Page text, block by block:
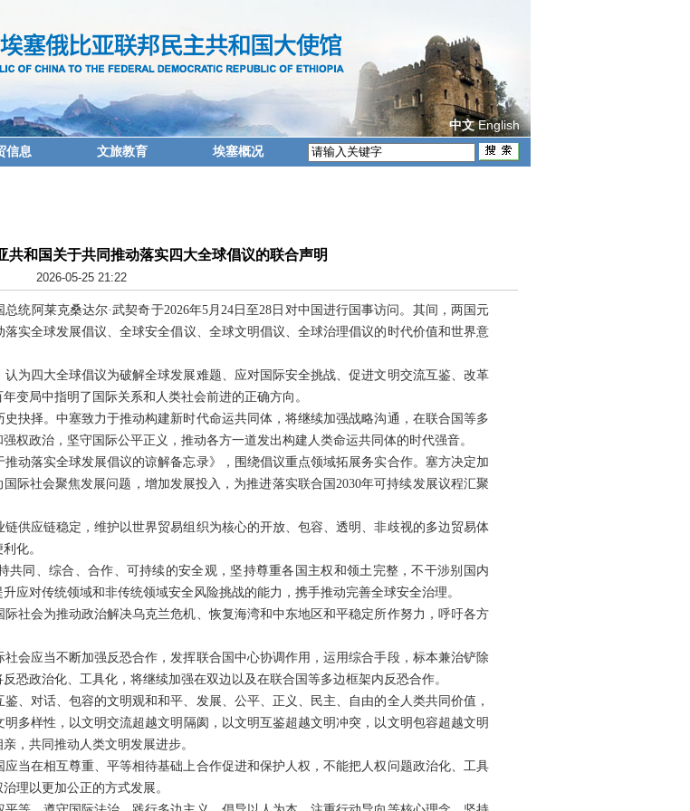
中文 English
信息 文旅教育 埃塞概况
共和国关于共同推动落实四大全球倡议的联合声明
2026-05-25 21:22
统阿莱克桑达尔·武契奇于2026年5月24日至28日对中国进行国事访问。其间，两国元
实全球发展倡议、全球安全倡议、全球文明倡议、全球治理倡议的时代价值和世界意
为四大全球倡议为破解全球发展难题、应对国际安全挑战、促进文明交流互鉴、改革
变局中指明了国际关系和人类社会前进的正确方向。
抉择。中塞致力于推动构建新时代命运共同体，将继续加强战略沟通，在联合国等多
权政治，坚守国际公平正义，推动各方一道发出构建人类命运共同体的时代强音。
动落实全球发展倡议的谅解备忘录》，围绕倡议重点领域拓展务实合作。塞方决定加
际社会聚焦发展问题，增加发展投入，为推进落实联合国2030年可持续发展议程汇聚
供应链稳定，维护以世界贸易组织为核心的开放、包容、透明、非歧视的多边贸易体
化。
共同、综合、合作、可持续的安全观，坚持尊重各国主权和领土完整，不干涉别国内
应对传统领域和非传统领域安全风险挑战的能力，携手推动完善全球安全治理。
社会为推动政治解决乌克兰危机、恢复海湾和中东地区和平稳定所作努力，呼吁各方
会应当不断加强反恐合作，发挥联合国中心协调作用，运用综合手段，标本兼治铲除
恐政治化、工具化，将继续加强在双边以及在联合国等多边框架内反恐合作。
、对话、包容的文明观和和平、发展、公平、正义、民主、自由的全人类共同价值，
多样性，以文明交流超越文明隔阂，以文明互鉴超越文明冲突，以文明包容超越文明
，共同推动人类文明发展进步。
当在相互尊重、平等相待基础上合作促进和保护人权，不能把人权问题政治化、工具
理以更加公正的方式发展。